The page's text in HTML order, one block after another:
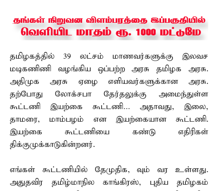
தமிழகத்தில் 39 லட்சம் மாணவர்களுக்கு இலவச
மடிகணிணி வழங்கிய ஒப்பற்ற அரசு தமிழக அரசு.
அதிமுக அரசு ஏழை எளியவர்களுக்கான அரசு.
தற்போது லோக்சபா தேர்தலுக்கு அமைந்துள்ள
கூட்டணி இயற்கை கூட்டணி… அதாவது, இலை,
தாமரை, மாம்பழம் என இயற்கையான கூட்டணி.
இயற்கை கூட்டணியை கண்டு எதிரிகள்
திக்குமுக்காடுகின்றனர்.
எங்கள் கூட்டணியில் தேமுதிக, வும் வர உள்ளது.
அதுதவிர தமிழ்மாநில காங்கிரஸ், புதிய தமிழகம்